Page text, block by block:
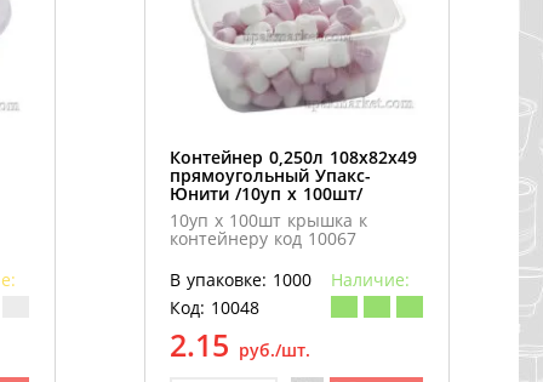
Контейнер 0,250л 108х82х49
прямоугольный Упакс-
Юнити /10уп х 100шт/
10уп х 100шт крышка к
контейнеру код 10067
В упаковке: 1000
Наличие:
Код: 10048
2.15 руб./шт.